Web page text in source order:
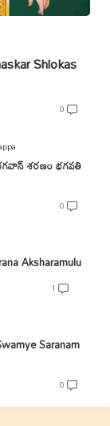
Shlokas
0
శరణం భగవతి
0
Aksharamulu
1
Saranam
0